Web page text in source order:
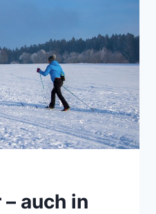
auch in